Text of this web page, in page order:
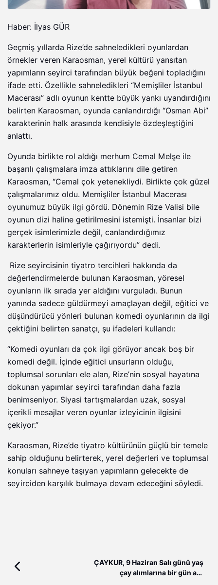
Haber: İlyas GÜR
Geçmiş yıllarda Rize’de sahneledikleri oyunlardan
örnekler veren Karaosman, yerel kültürü yansıtan
yapımların seyirci tarafından büyük beğeni topladığını
ifade etti. Özellikle sahneledikleri “Memişliler İstanbul
Macerası” adlı oyunun kentte büyük yankı uyandırdığını
belirten Karaosman, oyunda canlandırdığı “Osman Abi”
karakterinin halk arasında kendisiyle özdeşleştiğini
anlattı.
Oyunda birlikte rol aldığı merhum Cemal Melşe ile
başarılı çalışmalara imza attıklarını dile getiren
Karaosman, “Cemal çok yetenekliydi. Birlikte çok güzel
çalışmalarımız oldu. Memişliler İstanbul Macerası
oyunumuz büyük ilgi gördü. Dönemin Rize Valisi bile
oyunun dizi haline getirilmesini istemişti. İnsanlar bizi
gerçek isimlerimizle değil, canlandırdığımız
karakterlerin isimleriyle çağırıyordu” dedi.
Rize seyircisinin tiyatro tercihleri hakkında da
değerlendirmelerde bulunan Karaosman, yöresel
oyunların ilk sırada yer aldığını vurguladı. Bunun
yanında sadece güldürmeyi amaçlayan değil, eğitici ve
düşündürücü yönleri bulunan komedi oyunlarının da ilgi
çektiğini belirten sanatçı, şu ifadeleri kullandı:
“Komedi oyunları da çok ilgi görüyor ancak boş bir
komedi değil. İçinde eğitici unsurların olduğu,
toplumsal sorunları ele alan, Rize’nin sosyal hayatına
dokunan yapımlar seyirci tarafından daha fazla
benimseniyor. Siyasi tartışmalardan uzak, sosyal
içerikli mesajlar veren oyunlar izleyicinin ilgisini
çekiyor.”
Karaosman, Rize’de tiyatro kültürünün güçlü bir temele
sahip olduğunu belirterek, yerel değerleri ve toplumsal
konuları sahneye taşıyan yapımların gelecekte de
seyirciden karşılık bulmaya devam edeceğini söyledi.
ÇAYKUR, 9 Haziran Salı günü yaş
çay alımlarına bir gün ara